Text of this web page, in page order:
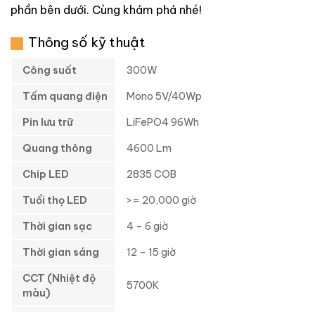
phần bên dưới. Cùng khám phá nhé!
Thông số kỹ thuật
Công suất 300W
Tấm quang điện Mono 5V/40Wp
Pin lưu trữ LiFePO4 96Wh
Quang thông 4600 Lm
Chip LED 2835 COB
Tuổi thọ LED >= 20,000 giờ
Thời gian sạc 4 – 6 giờ
Thời gian sáng 12 – 15 giờ
CCT (Nhiệt độ
màu)
5700K